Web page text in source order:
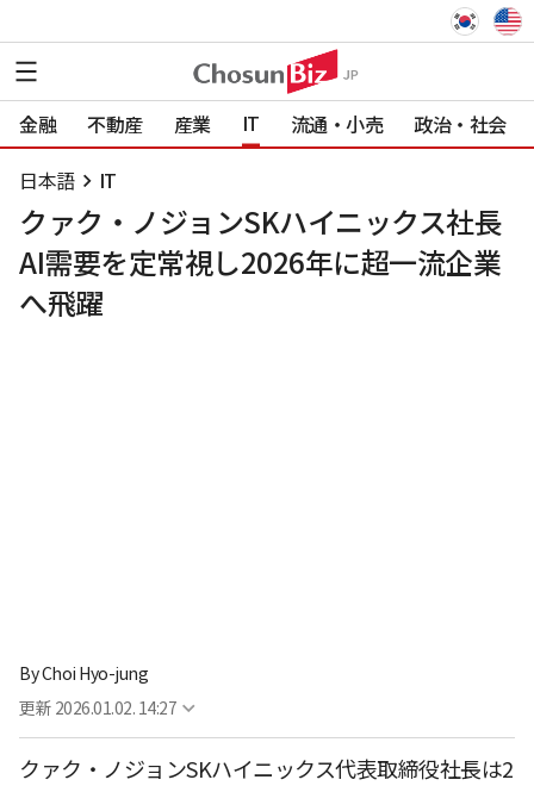
金融 不動産 産業 IT 流通・小売 政治・社会
日本語 IT
クァク・ノジョンSKハイニックス社長
AI需要を定常視し2026年に超一流企業
へ飛躍
ByChoi Hyo-jung
更新 2026.01.02. 14:27
クァク・ノジョンSKハイニックス代表取締役社長は2